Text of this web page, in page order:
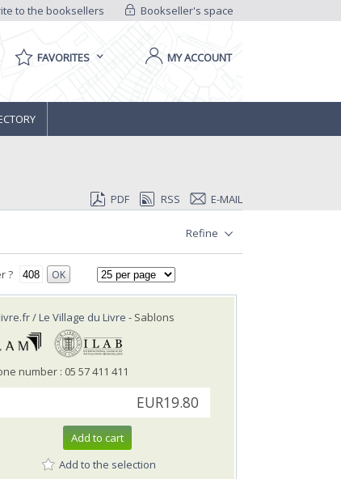
Bookseller's space
to the booksellers
FAVORITES MY ACCOUNT
PDF RSS E-MAIL
Refine
? OK
/ Le Village du Livre - Sablons
number : 05 57 411 411
EUR19.80
Add to cart
Add to the selection